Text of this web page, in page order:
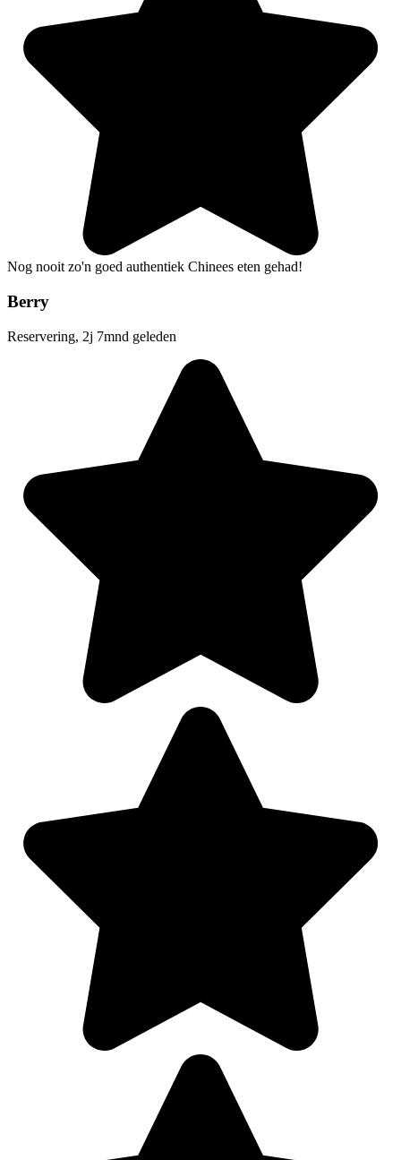
Nog nooit zo'n goed authentiek Chinees eten gehad!
Berry
Reservering, 2j 7mnd geleden